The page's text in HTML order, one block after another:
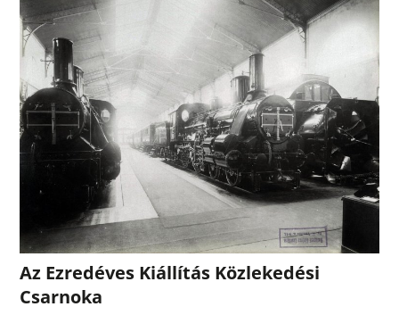
Az Ezredéves Kiállítás Közlekedési
Csarnoka